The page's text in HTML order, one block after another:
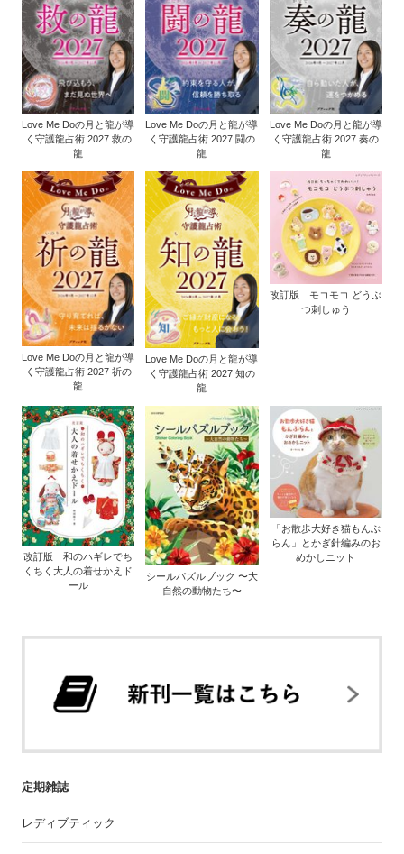
Love Me Doの月と龍が導
く守護龍占術 2027 救の
龍
Love Me Doの月と龍が導
く守護龍占術 2027 闘の
龍
Love Me Doの月と龍が導
く守護龍占術 2027 奏の
龍
Love Me Doの月と龍が導
く守護龍占術 2027 祈の
龍
Love Me Doの月と龍が導
く守護龍占術 2027 知の
龍
改訂版 モコモコ どうぶ
つ刺しゅう
改訂版 和のハギレでち
くちく大人の着せかえド
ール
シールパズルブック 〜大
自然の動物たち〜
「お散歩大好き猫もんぶ
らん」とかぎ針編みのお
めかしニット
定期雑誌
レディブティック